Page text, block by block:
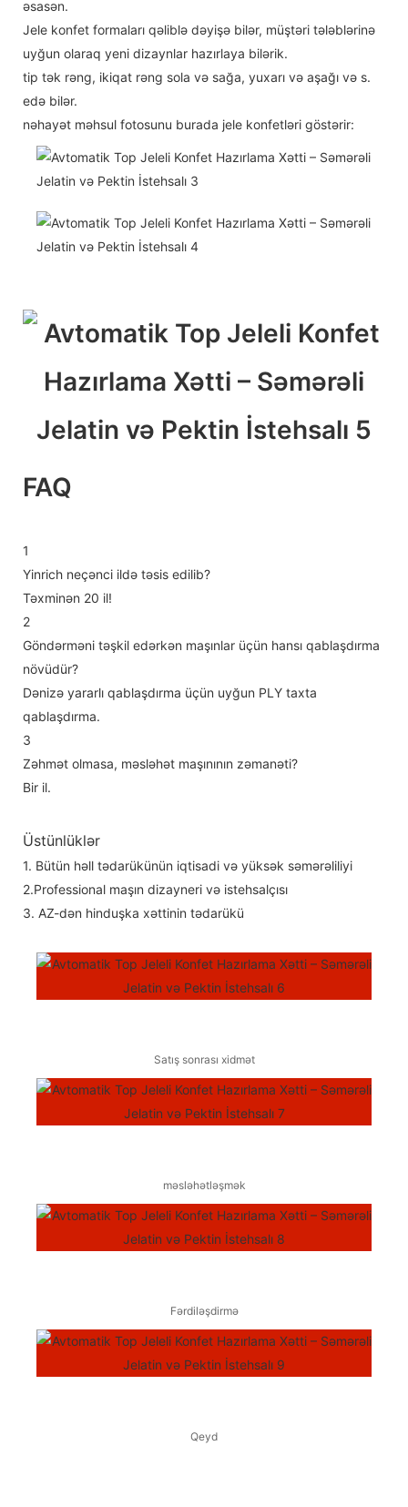
əsasən.
Jele konfet formaları qəliblə dəyişə bilər, müştəri tələblərinə
uyğun olaraq yeni dizaynlar hazırlaya bilərik.
tip tək rəng, ikiqat rəng sola və sağa, yuxarı və aşağı və s.
edə bilər.
nəhayət məhsul fotosunu burada jele konfetləri göstərir:
FAQ
1
Yinrich neçənci ildə təsis edilib?
Təxminən 20 il!
2
Göndərməni təşkil edərkən maşınlar üçün hansı qablaşdırma
növüdür?
Dənizə yararlı qablaşdırma üçün uyğun PLY taxta
qablaşdırma.
3
Zəhmət olmasa, məsləhət maşınının zəmanəti?
Bir il.
Üstünlüklər
1. Bütün həll tədarükünün iqtisadi və yüksək səmərəliliyi
2.Professional maşın dizayneri və istehsalçısı
3. AZ-dən hinduşka xəttinin tədarükü
Satış sonrası xidmət
məsləhətləşmək
Fərdiləşdirmə
Qeyd